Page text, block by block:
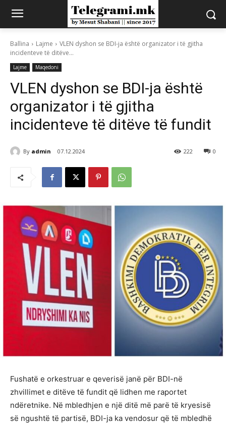
Ballina Lajme
VLEN dyshon se BDI-ja është organizator i të gjitha
incidenteve të ditëve...
Lajme Maqedoni
VLEN dyshon se BDI-ja është
organizator i të gjitha
incidenteve të ditëve të fundit
By admin 07.12.2024 0
222
Fushatë e orkestruar e qeverisë janë për BDI-në
zhvillimet e ditëve të fundit që lidhen me raportet
ndëretnike. Në mbledhjen e një ditë më parë të kryesisë
së ngushtë të partisë, BDI-ja ka vendosur që të mbledhë